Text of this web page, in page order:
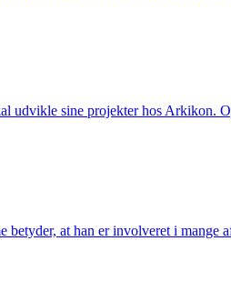
udvikle sine projekter hos Arkikon.
betyder, at han er involveret i mange